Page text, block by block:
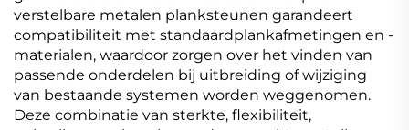
verstelbare metalen planksteunen garandeert
compatibiliteit met standaardplankafmetingen en -
materialen, waardoor zorgen over het vinden van
passende onderdelen bij uitbreiding of wijziging
van bestaande systemen worden weggenomen.
Deze combinatie van sterkte, flexibiliteit,